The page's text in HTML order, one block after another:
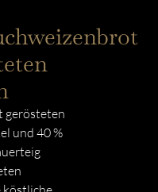
gerösteten
und 40 %